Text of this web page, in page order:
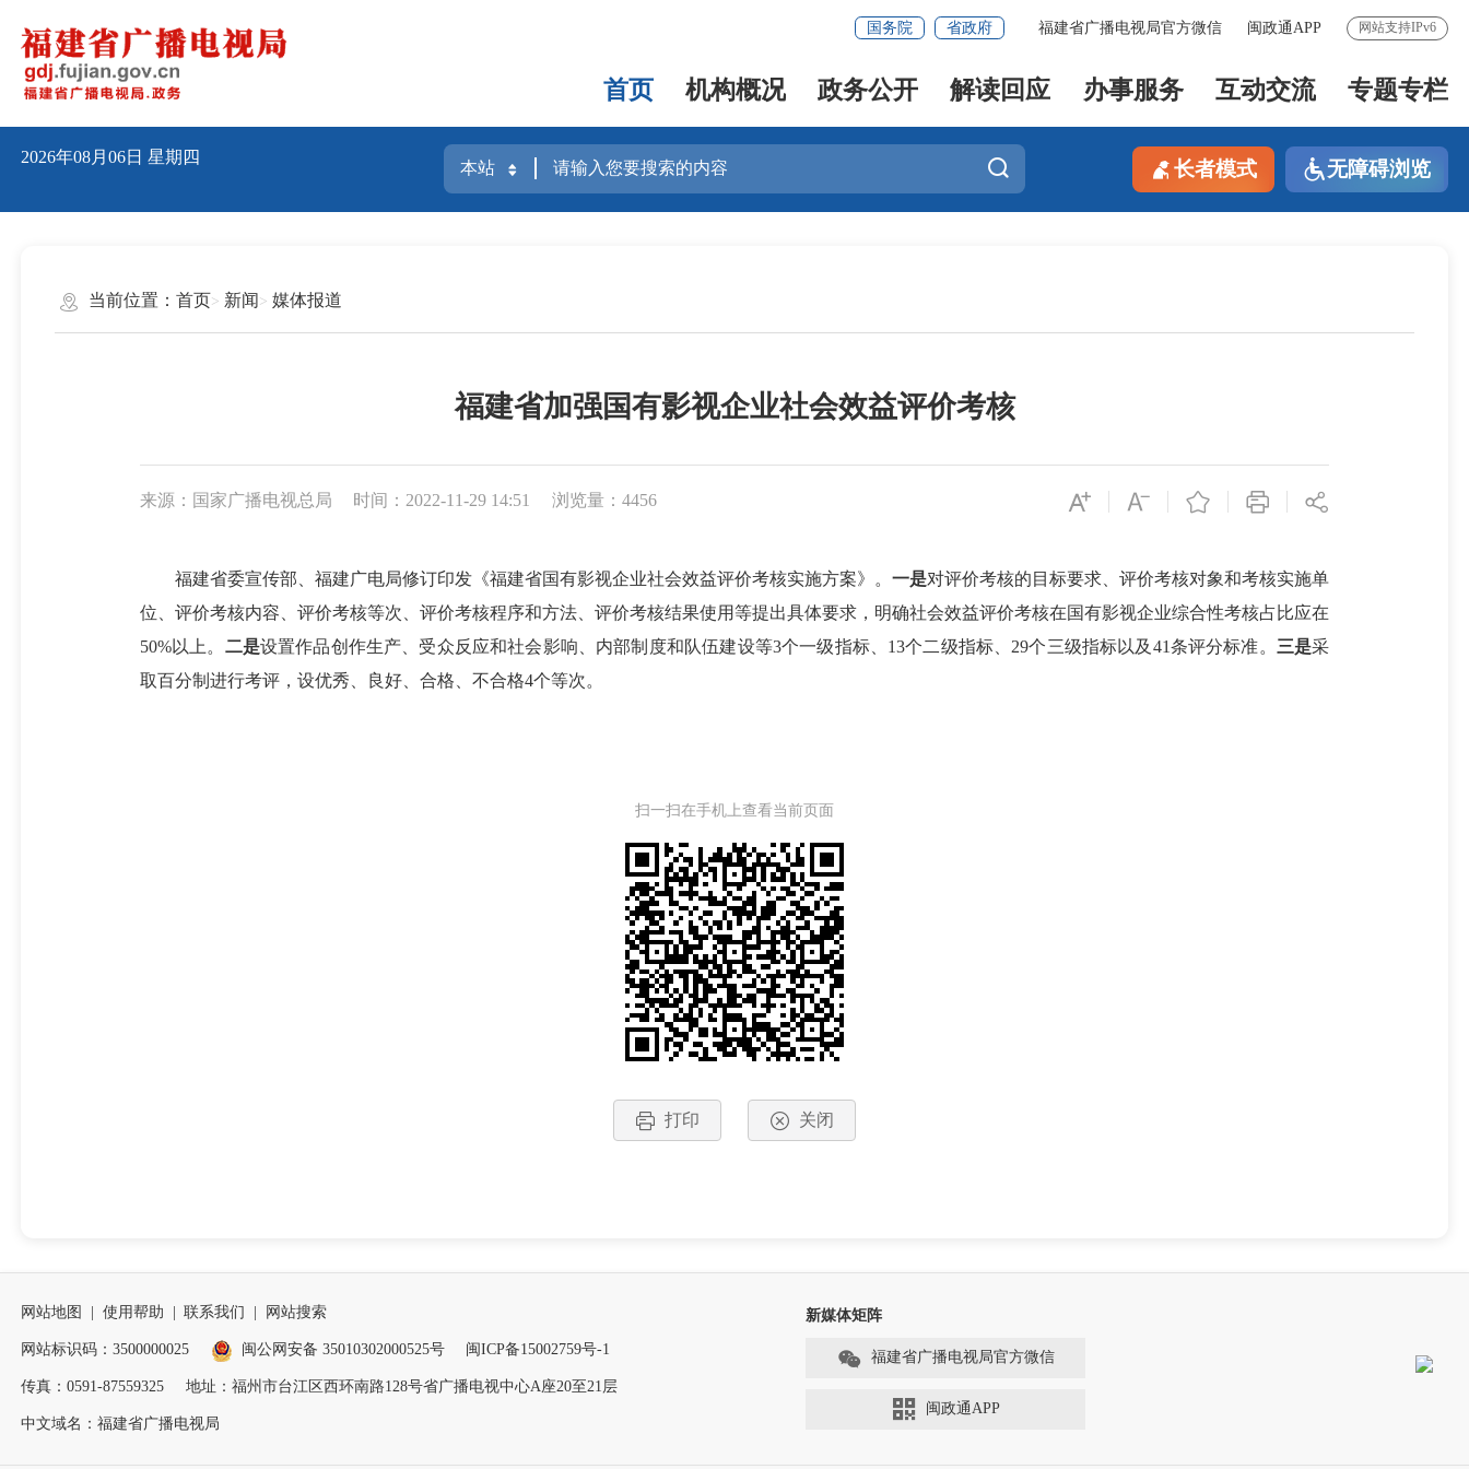
国务院 省政府 福建省广播电视局官方微信 闽政通APP 网站支持IPv6
首页 机构概况 政务公开 解读回应 办事服务 互动交流 专题专栏
2026年08月06日 星期四
长者模式 无障碍浏览
当前位置： 首页 新闻 媒体报道
福建省加强国有影视企业社会效益评价考核
来源：国家广播电视总局 时间：2022-11-29 14:51 浏览量：4456
福建省委宣传部、福建广电局修订印发《福建省国有影视企业社会效益评价考核实施方案》。一是对评价考核的目标要求、评价考核对象和考核实施单
位、评价考核内容、评价考核等次、评价考核程序和方法、评价考核结果使用等提出具体要求，明确社会效益评价考核在国有影视企业综合性考核占比应在
50%以上。 二是设置作品创作生产、受众反应和社会影响、内部制度和队伍建设等3个一级指标、13个二级指标、29个三级指标以及41条评分标准。 三是采
取百分制进行考评，设优秀、良好、合格、不合格4个等次。
扫一扫在手机上查看当前页面
打印 关闭
网站地图 使用帮助 联系我们 网站搜索
网站标识码：3500000025 闽公网安备 35010302000525号 闽ICP备15002759号-1
传真：0591-87559325 地址：福州市台江区西环南路128号省广播电视中心A座20至21层
中文域名：福建省广播电视局
新媒体矩阵
福建省广播电视局官方微信
闽政通APP